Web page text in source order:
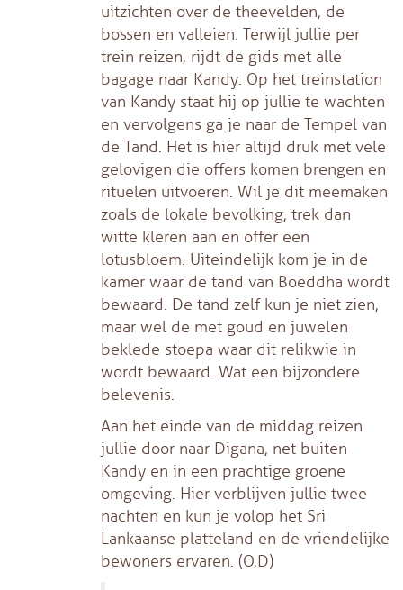
uitzichten over de theevelden, de
bossen en valleien. Terwijl jullie per
trein reizen, rijdt de gids met alle
bagage naar Kandy. Op het treinstation
van Kandy staat hij op jullie te wachten
en vervolgens ga je naar de Tempel van
de Tand. Het is hier altijd druk met vele
gelovigen die offers komen brengen en
rituelen uitvoeren. Wil je dit meemaken
zoals de lokale bevolking, trek dan
witte kleren aan en offer een
lotusbloem. Uiteindelijk kom je in de
kamer waar de tand van Boeddha wordt
bewaard. De tand zelf kun je niet zien,
maar wel de met goud en juwelen
beklede stoepa waar dit relikwie in
wordt bewaard. Wat een bijzondere
belevenis.
Aan het einde van de middag reizen
jullie door naar Digana, net buiten
Kandy en in een prachtige groene
omgeving. Hier verblijven jullie twee
nachten en kun je volop het Sri
Lankaanse platteland en de vriendelijke
bewoners ervaren. (O,D)